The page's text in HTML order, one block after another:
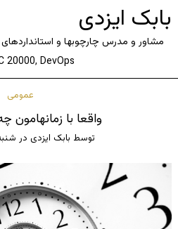
بابک ایزدی
20000, DevOps)
عمومی
واقعا با زمانهامون
توسط بابک ایزدی در شنبه,